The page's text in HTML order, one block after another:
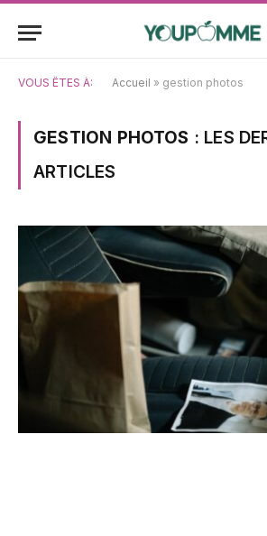
VOUS ÊTES À: Accueil » gestion photos
GESTION PHOTOS : LES
ARTICLES